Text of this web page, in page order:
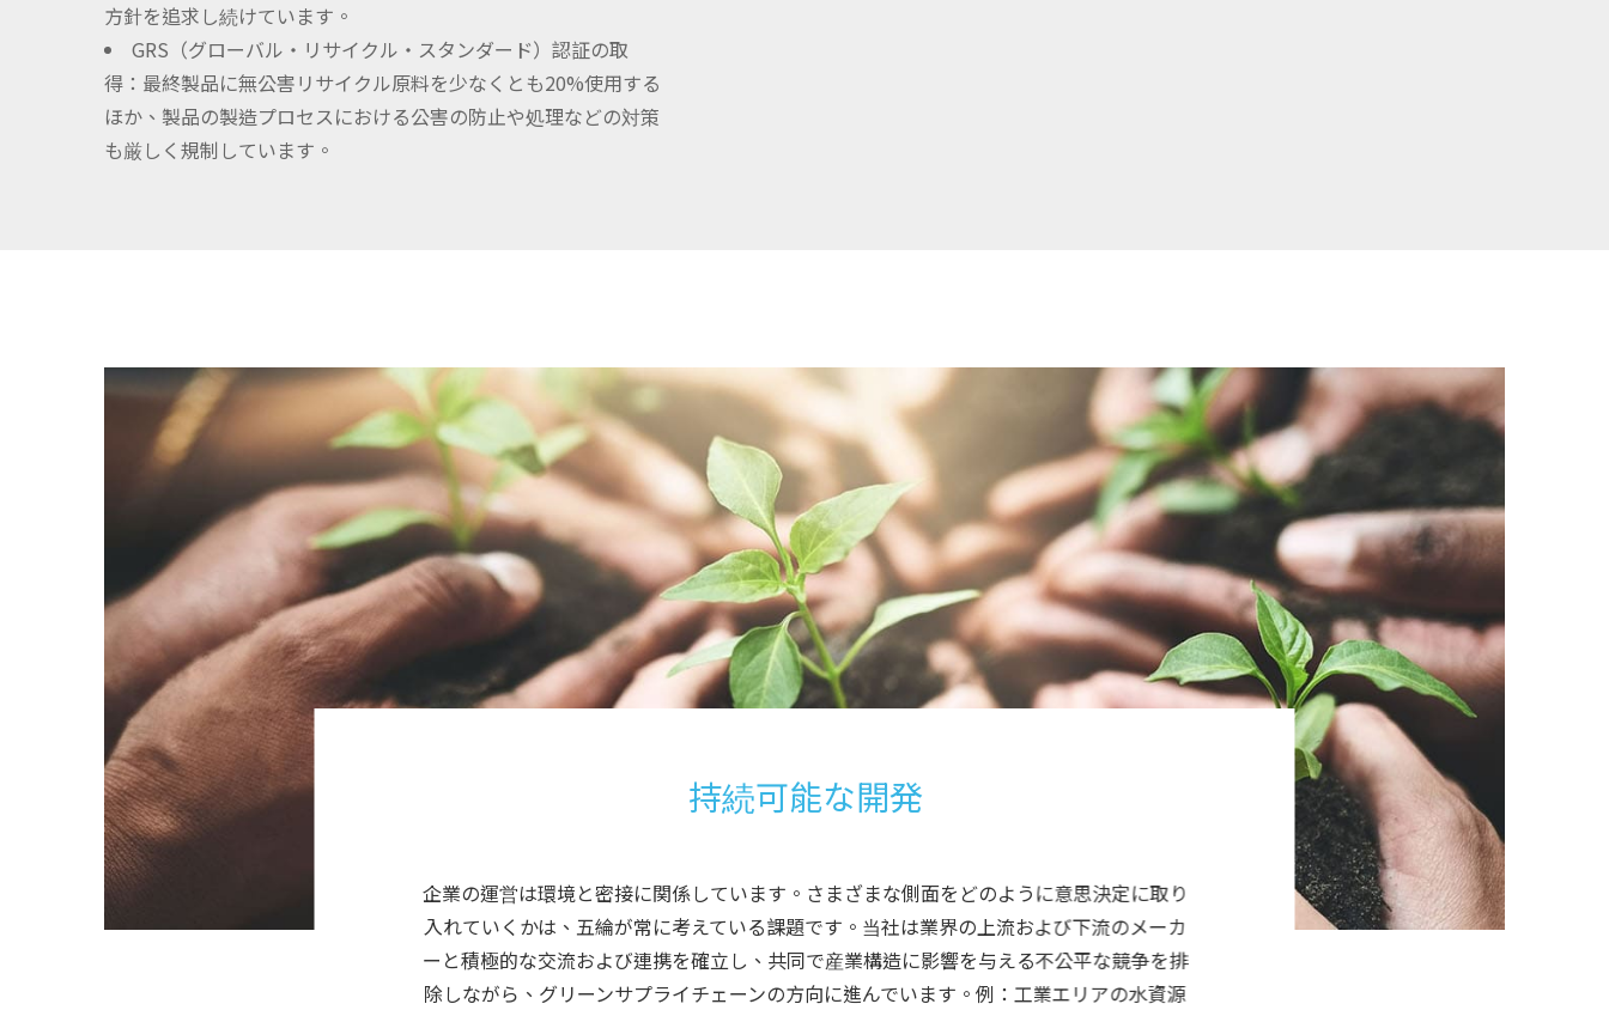
方針を追求し続けています。
GRS（グローバル・リサイクル・スタンダード）認証の取
得：最終製品に無公害リサイクル原料を少なくとも20%使用する
ほか、製品の製造プロセスにおける公害の防止や処理などの対策
も厳しく規制しています。
持続可能な開発
企業の運営は環境と密接に関係しています。さまざまな側面をどのように意思決定に取り
入れていくかは、五綸が常に考えている課題です。当社は業界の上流および下流のメーカ
ーと積極的な交流および連携を確立し、共同で産業構造に影響を与える不公平な競争を排
除しながら、グリーンサプライチェーンの方向に進んでいます。例：工業エリアの水資源